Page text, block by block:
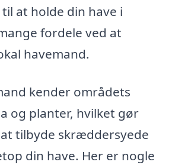
at holde din have i
fordele ved at
havemand.
kender områdets
og planter, hvilket gør
tilbyde skræddersyede
din have. Her er nogle